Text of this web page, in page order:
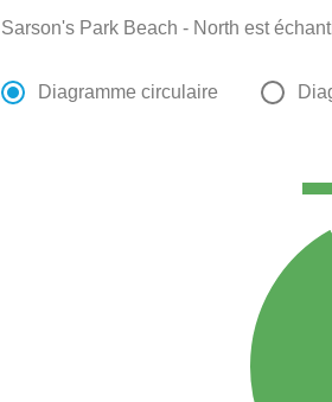
Sarson's Park Beach - North est
Diagramme circulaire